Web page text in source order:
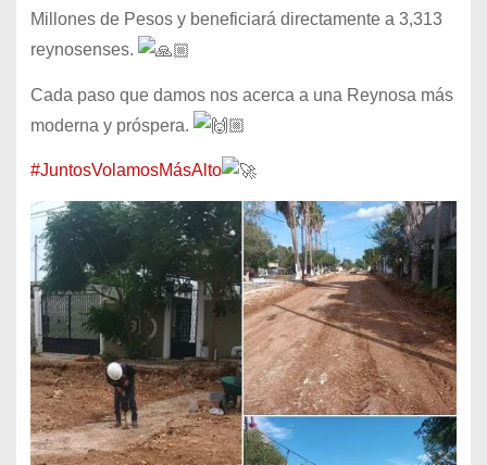
Millones de Pesos y beneficiará directamente a 3,313
reynosenses.
Cada paso que damos nos acerca a una Reynosa más
moderna y próspera.
#JuntosVolamosMásAlto